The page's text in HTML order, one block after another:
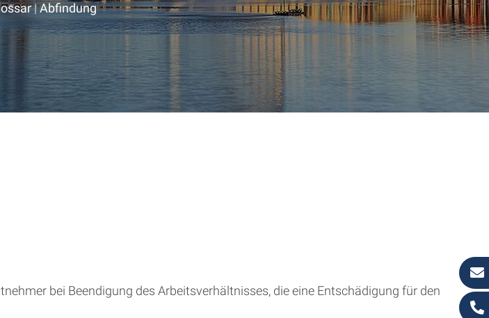
|Abfindung
bei Beendigung des Arbeitsverhältnisses, die eine Entschädigung für den